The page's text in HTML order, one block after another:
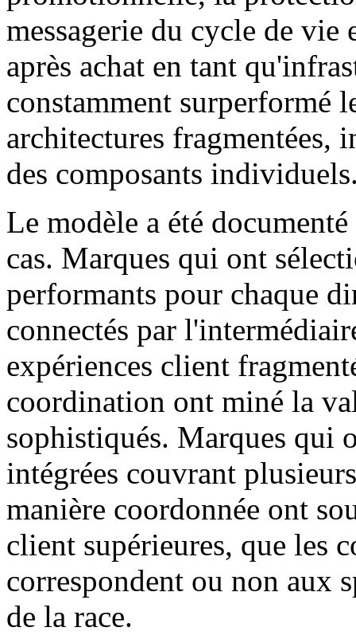
messagerie du cycle de
après achat en tant
constamment surperformé
architectures fragmentées,
des composants
Le modèle a été
cas. Marques qui ont
performants pour chaque
connectés par
expériences client
coordination ont miné la
sophistiqués. Marques qui
intégrées couvrant
manière coordonnée ont
client supérieures, que les
correspondent ou non aux
de la race.